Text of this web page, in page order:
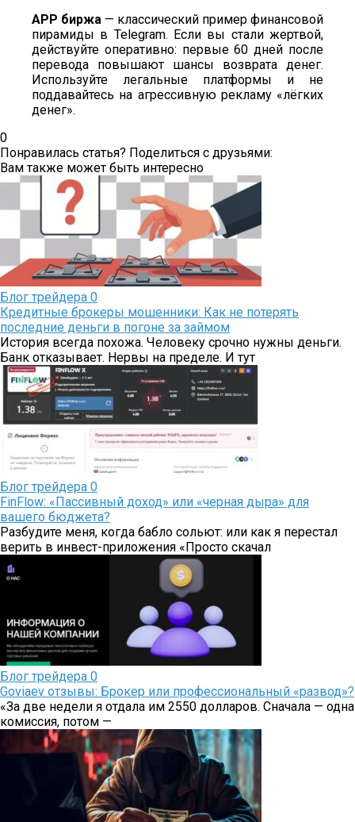
APP биржа — классический пример финансовой
пирамиды в Telegram. Если вы стали жертвой,
действуйте оперативно: первые 60 дней после
перевода повышают шансы возврата денег.
Используйте легальные платформы и не
поддавайтесь на агрессивную рекламу «лёгких
денег».
0
Понравилась статья? Поделиться с друзьями:
Вам также может быть интересно
Блог трейдера 0
Кредитные брокеры мошенники: Как не потерять
последние деньги в погоне за займом
История всегда похожа. Человеку срочно нужны деньги.
Банк отказывает. Нервы на пределе. И тут
Блог трейдера 0
FinFlow: «Пассивный доход» или «черная дыра» для
вашего бюджета?
Разбудите меня, когда бабло сольют: или как я перестал
верить в инвест-приложения «Просто скачал
Блог трейдера 0
Goviaev отзывы: Брокер или профессиональный «развод»?
«За две недели я отдала им 2550 долларов. Сначала — одна
комиссия, потом —